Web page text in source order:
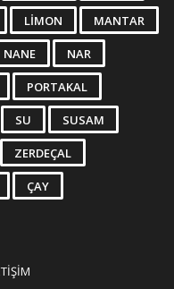
LIMON MANTAR
NANE NAR
PORTAKAL
SU SUSAM
ZERDEÇAL
ÇAY